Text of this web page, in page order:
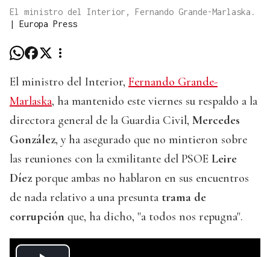
El ministro del Interior, Fernando Grande-Marlaska.
| Europa Press
El ministro del Interior, Fernando Grande-
Marlaska, ha mantenido este viernes su respaldo a la
directora general de la Guardia Civil, Mercedes
González, y ha asegurado que no mintieron sobre
las reuniones con la exmilitante del PSOE Leire
Díez porque ambas no hablaron en sus encuentros
de nada relativo a una presunta trama de
corrupción que, ha dicho, "a todos nos repugna".